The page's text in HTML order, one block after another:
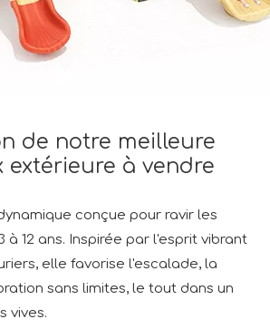
de notre meilleure
extérieure à vendre
conçue pour ravir les
à 12 ans. Inspirée par l'esprit vibrant
elle favorise l'escalade, la
sans limites, le tout dans un
vives.